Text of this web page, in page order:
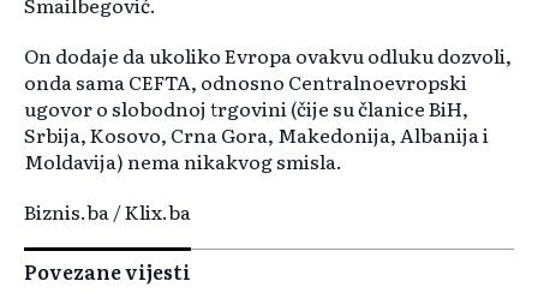
On dodaje da ukoliko Evropa ovakvu odluku dozvoli,
onda sama CEFTA, odnosno Centralnoevropski
ugovor o slobodnoj trgovini (čije su članice BiH,
Srbija, Kosovo, Crna Gora, Makedonija, Albanija i
Moldavija) nema nikakvog smisla.
Biznis.ba / Klix.ba
Povezane vijesti